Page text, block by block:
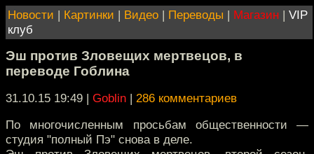
Новости | Картинки | Видео | Переводы | Магазин | VIP
клуб
Эш против Зловещих мертвецов, в
переводе Гоблина
31.10.15 19:49 | Goblin | 286 комментариев
По многочисленным просьбам общественности —
студия "полный Пэ" снова в деле.